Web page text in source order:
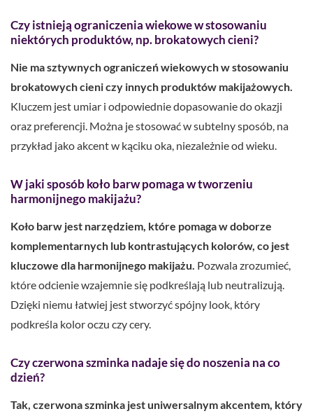
Czy istnieją ograniczenia wiekowe w stosowaniu
niektórych produktów, np. brokatowych cieni?
Nie ma sztywnych ograniczeń wiekowych w stosowaniu
brokatowych cieni czy innych produktów makijażowych.
Kluczem jest umiar i odpowiednie dopasowanie do okazji
oraz preferencji. Można je stosować w subtelny sposób, na
przykład jako akcent w kąciku oka, niezależnie od wieku.
W jaki sposób koło barw pomaga w tworzeniu
harmonijnego makijażu?
Koło barw jest narzędziem, które pomaga w doborze
komplementarnych lub kontrastujących kolorów, co jest
kluczowe dla harmonijnego makijażu. Pozwala zrozumieć,
które odcienie wzajemnie się podkreślają lub neutralizują.
Dzięki niemu łatwiej jest stworzyć spójny look, który
podkreśla kolor oczu czy cery.
Czy czerwona szminka nadaje się do noszenia na co
dzień?
Tak, czerwona szminka jest uniwersalnym akcentem, który